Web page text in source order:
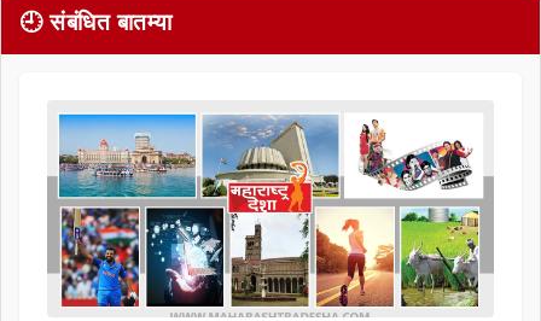
🕘 संबंधित बातम्या